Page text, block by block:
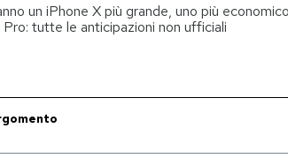
un iPhone X più grande, uno più
Pro: tutte le anticipazioni non ufficiali